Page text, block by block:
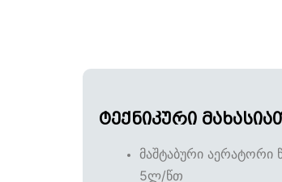
ტექნიკური
მაშტაბური
5ლ/წთ